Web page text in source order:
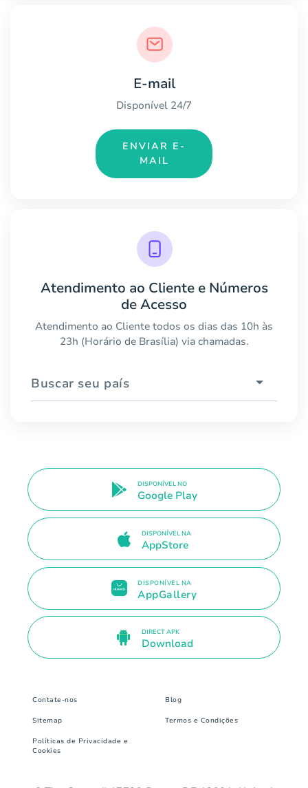
E-mail
Disponível 24/7
ENVIAR E-
MAIL
Atendimento ao Cliente e Números
de Acesso
Atendimento ao Cliente todos os dias das 10h às
23h (Horário de Brasília) via chamadas.
Buscar seu país
DISPONÍVEL NO
Google Play
DISPONÍVEL NA
AppStore
DISPONÍVEL NA
AppGallery
DIRECT APK
Download
Contate-nos Blog
Sitemap Termos e Condições
Políticas de Privacidade e
Cookies